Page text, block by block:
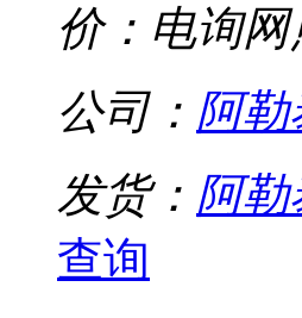
价：电询网
公司： 阿勒
发货： 阿
查询